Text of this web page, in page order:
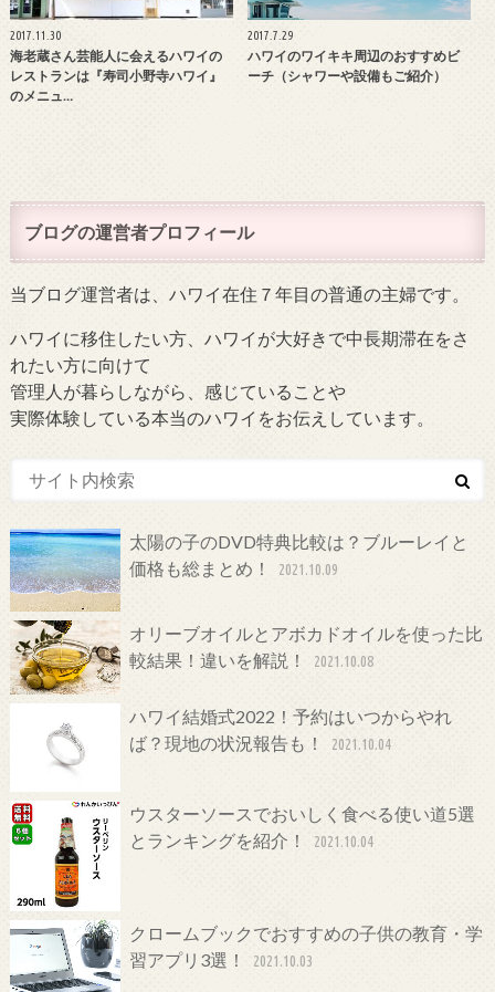
2017.11.30
海老蔵さん芸能人に会えるハワイの
レストランは『寿司小野寺ハワイ』
のメニュ…
2017.7.29
ハワイのワイキキ周辺のおすすめビ
ーチ（シャワーや設備もご紹介）
ブログの運営者プロフィール
当ブログ運営者は、ハワイ在住７年目の普通の主婦です。
ハワイに移住したい方、ハワイが大好きで中長期滞在をさ
れたい方に向けて
管理人が暮らしながら、感じていることや
実際体験している本当のハワイをお伝えしています。
太陽の子のDVD特典比較は？ブルーレイと
価格も総まとめ！
2021.10.09
オリーブオイルとアボカドオイルを使った比
較結果！違いを解説！
2021.10.08
ハワイ結婚式2022！予約はいつからやれ
ば？現地の状況報告も！
2021.10.04
ウスターソースでおいしく食べる使い道5選
とランキングを紹介！
2021.10.04
クロームブックでおすすめの子供の教育・学
習アプリ3選！
2021.10.03